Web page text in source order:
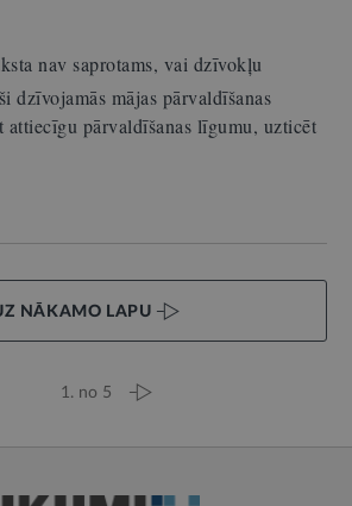
nav saprotams, vai dzīvokļu
dzīvojamās mājas pārvaldīšanas
attiecīgu pārvaldīšanas līgumu, uzticēt
NĀKAMO LAPU
1. no 5